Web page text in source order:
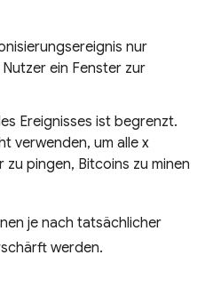
nur
ein Fenster zur
Ereignisses ist begrenzt.
verwenden, um alle x
zu pingen, Bitcoins zu minen
je nach tatsächlicher
werden.